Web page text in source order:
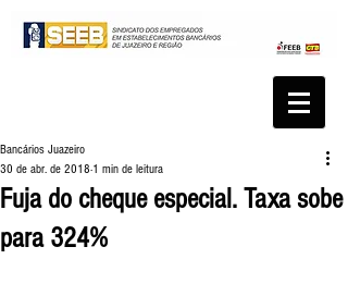
Fuja do cheque especial. Taxa sobe
para 324%
Bancários Juazeiro
30 de abr. de 2018 1 min de leitura